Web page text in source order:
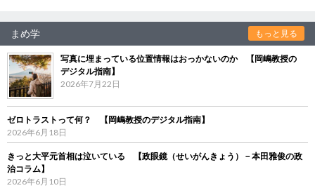
まめ学 もっと見る
写真に埋まっている位置情報はおっかないのか 【岡嶋教授の
デジタル指南】
2026年7月22日
ゼロトラストって何？ 【岡嶋教授のデジタル指南】
2026年6月18日
きっと大平元首相は泣いている 【政眼鏡（せいがんきょう）－本田雅俊の政
治コラム】
2026年6月10日